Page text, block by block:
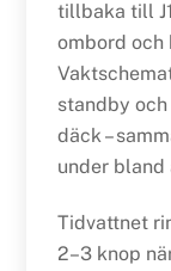
tillbaka till
ombord och
standby
däck –
under bland
Tidvattnet
2–3 knop